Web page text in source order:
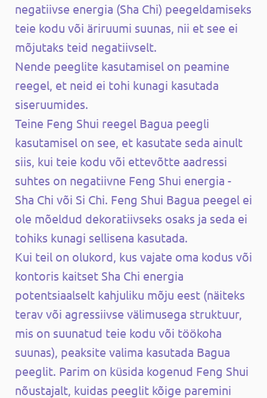
negatiivse energia (Sha Chi) peegeldamiseks
teie kodu või äriruumi suunas, nii et see ei
mõjutaks teid negatiivselt.
Nende peeglite kasutamisel on peamine
reegel, et neid ei tohi kunagi kasutada
siseruumides.
Teine Feng Shui reegel Bagua peegli
kasutamisel on see, et kasutate seda ainult
siis, kui teie kodu või ettevõtte aadressi
suhtes on negatiivne Feng Shui energia -
Sha Chi või Si Chi. Feng Shui Bagua peegel ei
ole mõeldud dekoratiivseks osaks ja seda ei
tohiks kunagi sellisena kasutada.
Kui teil on olukord, kus vajate oma kodus või
kontoris kaitset Sha Chi energia
potentsiaalselt kahjuliku mõju eest (näiteks
terav või agressiivse välimusega struktuur,
mis on suunatud teie kodu või töökoha
suunas), peaksite valima kasutada Bagua
peeglit. Parim on küsida kogenud Feng Shui
nõustajalt, kuidas peeglit kõige paremini